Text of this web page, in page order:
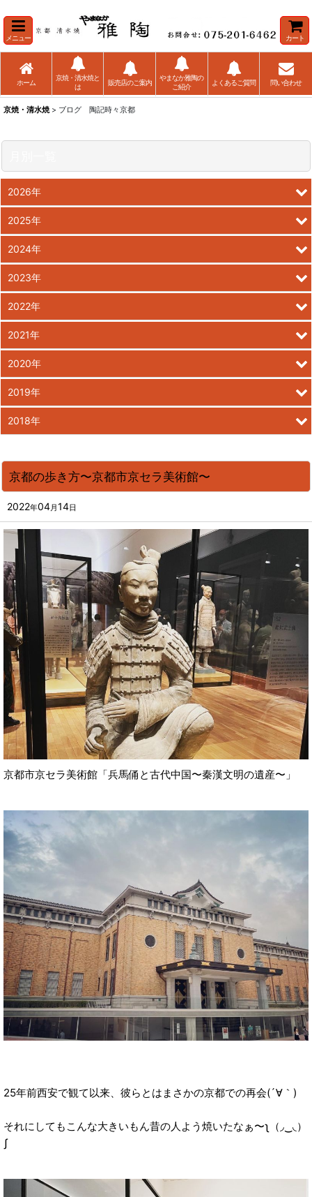
京焼・清水焼> ブログ 陶記時々京都
メニュー カート
ホーム
京焼・清水焼と
は
販売店のご案内
やまなか雅陶の
ご紹介
よくあるご質問 問い合わせ
京都の歩き方〜京都市京セラ美術館〜
2022年04月14日
京都市京セラ美術館「兵馬俑と古代中国〜秦漢文明の遺産〜」
25年前西安で観て以来、彼らとはまさかの京都での再会(´∀｀)
それにしてもこんな大きいもん昔の人よう焼いたなぁ〜ʅ（◞‿◟）
ʃ
2026年
2025年
2024年
2023年
2022年
2021年
2020年
2019年
2018年